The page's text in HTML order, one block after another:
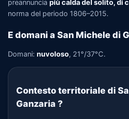
preannuncia più calda del solito, di
norma del periodo 1806–2015.
E domani a San Michele di
Domani: nuvoloso, 21°/37°C.
Contesto territoriale di
Ganzaria ?